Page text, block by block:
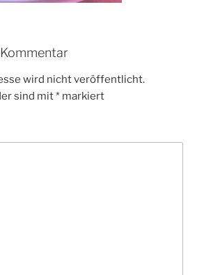
wird nicht veröffentlicht.
sind mit* markiert